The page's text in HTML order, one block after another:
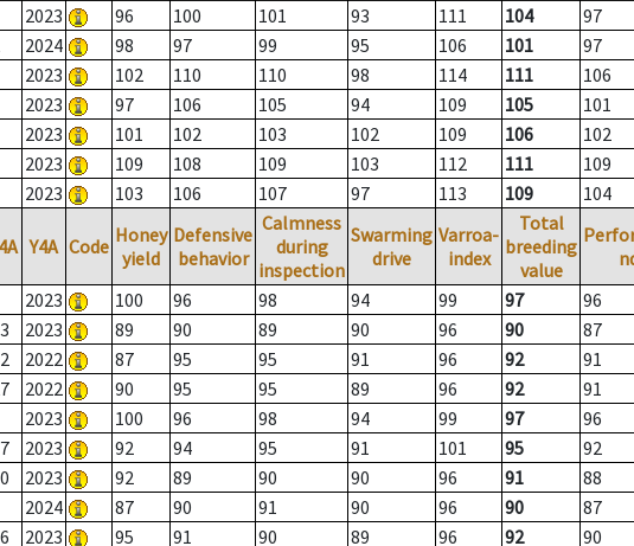
2023 96 100 101 93 111 104
97
2024 98 97 99 95 106 101
97
2023 102 110 110 98 114 111
106
2023 97 106 105 94 109 105
101
2023 101 102 103 102 109 106
102
2023 109 108 109 103 112 111
109
2023 103 106 107 97 113 109 104
Y4A Code Honey
yield
Defensive
behavior
Calmness
during
inspection
Swarming
drive
Varroa-
index
Total
breeding
value
2023 100 96 98 94 99 97
96
2023 89 90 89 90 96 90
87
2022 87 95 95 91 96 92
91
2022 90 95 95 89 96 92
91
2023 100 96 98 94 99 97
96
2023 92 94 95 91 101 95
92
2023 92 89 90 90 96 91
88
2024 87 90 91 90 96 90
87
2023 95 91 90 89 96 92 90